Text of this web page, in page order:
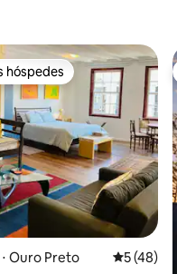
preferidos dos hóspedes
hóspedes
Ouro Preto 5 de uma
5 (48)